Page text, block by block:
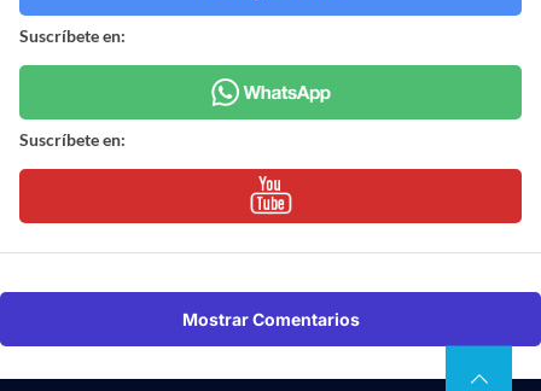
Suscríbete en:
Suscríbete en:
Mostrar Comentarios